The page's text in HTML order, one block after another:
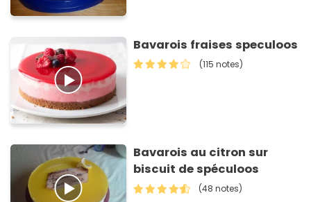
Bavarois fraises speculoos
(115 notes)
Bavarois au citron sur
biscuit de spéculoos
(48 notes)